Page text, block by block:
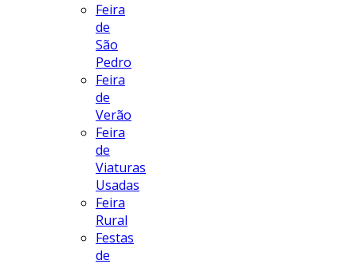
Feira
de
São
Pedro
Feira
de
Verão
Feira
de
Viaturas
Usadas
Feira
Rural
Festas
de